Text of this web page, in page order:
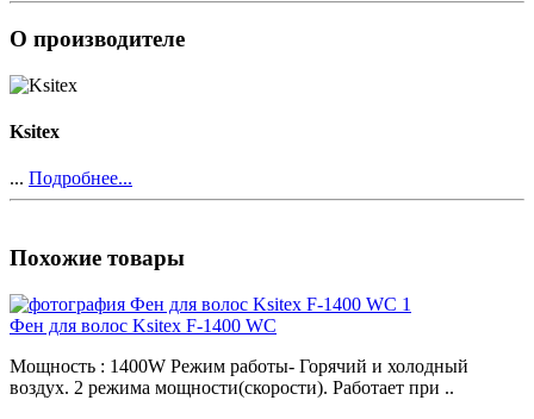
О производителе
Ksitex
... Подробнее...
Похожие товары
Фен для волос Ksitex F-1400 WC
Мощность : 1400W Режим работы- Горячий и холодный
воздух. 2 режима мощности(скорости). Работает при ..